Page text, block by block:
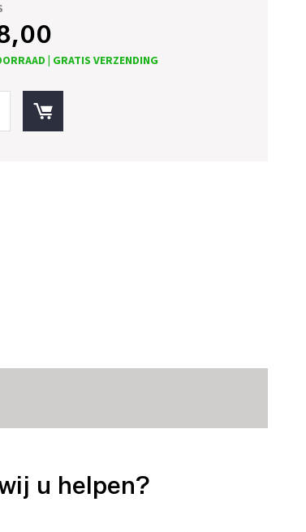
| GRATIS VERZENDING
u helpen?